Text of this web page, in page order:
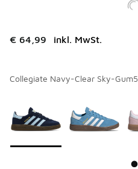
€ 64,99 inkl. MwSt.
Collegiate Navy-Clear Sky-Gum5